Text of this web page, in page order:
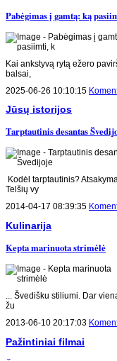
Pabėgimas į gamtą: ką
Kai ankstyvą rytą ežero
balsai,
2025-06-26 10:10:15
Jūsų istorijos
Tarptautinis desantas
Kodėl tarptautinis?
Telšių vy
2014-04-17 08:39:35
Kulinarija
Kepta marinuota strimėlė
... Švedišku stiliumi. Dar
žu
2013-06-10 20:17:03
Pažintiniai filmai